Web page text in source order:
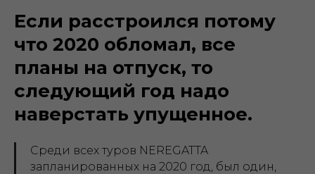
Если расстроился потому
что 2020 обломал, все
планы на отпуск, то
следующий год надо
наверстать упущенное.
Среди всех туров NEREGATTA
запланированных на 2020 год, был один,